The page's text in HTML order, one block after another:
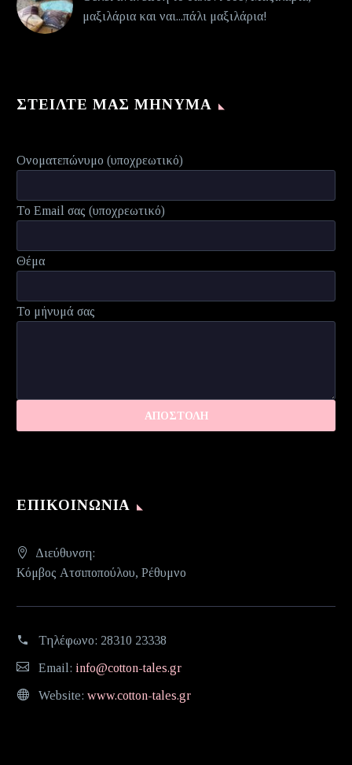
μαξιλάρια και ναι...πάλι μαξιλάρια!
ΣΤΕΊΛΤΕ ΜΑΣ ΜΉΝΥΜΑ
Ονοματεπώνυμο (υποχρεωτικό)
Το Email σας (υποχρεωτικό)
Θέμα
Το μήνυμά σας
ΕΠΙΚΟΙΝΩΝΊΑ
Διεύθυνση:
Κόμβος Ατσιποπούλου, Ρέθυμνο
Τηλέφωνο: 28310 23338
Email: info@cotton-tales.gr
Website: www.cotton-tales.gr